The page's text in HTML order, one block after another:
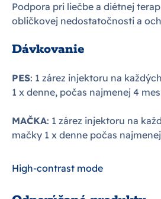
Podpora pri liečbe a diétnej
obličkovej nedostatočnosti a
Dávkovanie
PES: 1 zárez injektoru na
1 x denne, počas najmenej 4
MAČKA: 1 zárez injektoru na
mačky 1 x denne počas
High-contrast mode